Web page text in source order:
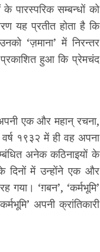
पारस्परिक सम्बन्धों को
यह प्रतीत होता है कि
‘ज़माना’ में निरन्तर
हुआ कि प्रेमचंद
एक और महान् रचना,
१९३२ में ही वह अपना
अनेक कठिनाइयों के
दिनों में उन्होंने एक और
‘ग़बन’, ‘कर्मभूमि’
अपनी क्रांतिकारी